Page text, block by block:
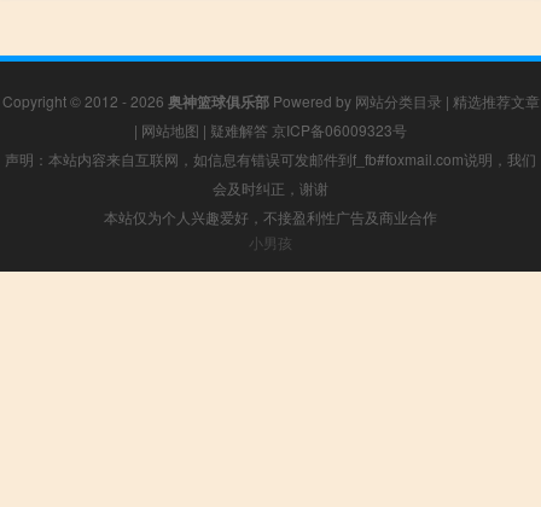
Copyright © 2012 - 2026 奥神篮球俱乐部Powered by 网站分类目录 | 精选推荐文章
| 网站地图 | 疑难解答 京ICP备06009323号
声明：本站内容来自互联网，如信息有错误可发邮件到f_fb#foxmail.com说明，我们
会及时纠正，谢谢
本站仅为个人兴趣爱好，不接盈利性广告及商业合作
小男孩